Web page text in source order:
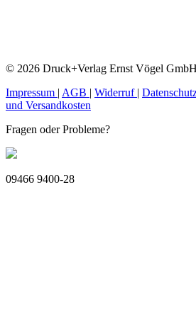
© 2026 Druck+Verlag Ernst Vögel GmbH
Impressum | AGB | Widerruf |
und Versandkosten
Fragen oder Probleme?
09466 9400-28